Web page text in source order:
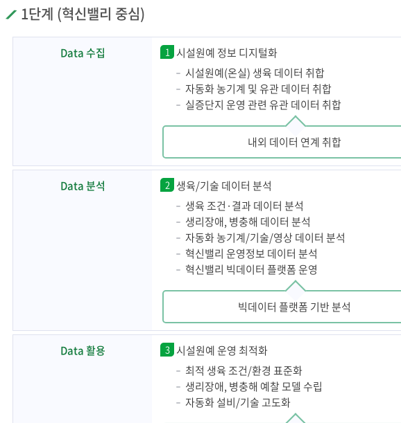
1단계 (혁신밸리 중심)
Data 수집 1 시설원예 정보 디지털화
시설원예(온실) 생육 데이터 취합
자동화 농기계 및 유관 데이터 취합
실증단지 운영 관련 유관 데이터 취합
내외 데이터 연계 취합
Data 분석 2 생육/기술 데이터 분석
생육 조건·결과 데이터 분석
생리장애, 병충해 데이터 분석
자동화 농기계/기술/영상 데이터 분석
혁신밸리 운영정보 데이터 분석
혁신밸리 빅데이터 플랫폼 운영
빅데이터 플랫폼 기반 분석
Data 활용 3 시설원예 운영 최적화
최적 생육 조건/환경 표준화
생리장애, 병충해 예찰 모델 수립
자동화 설비/기술 고도화